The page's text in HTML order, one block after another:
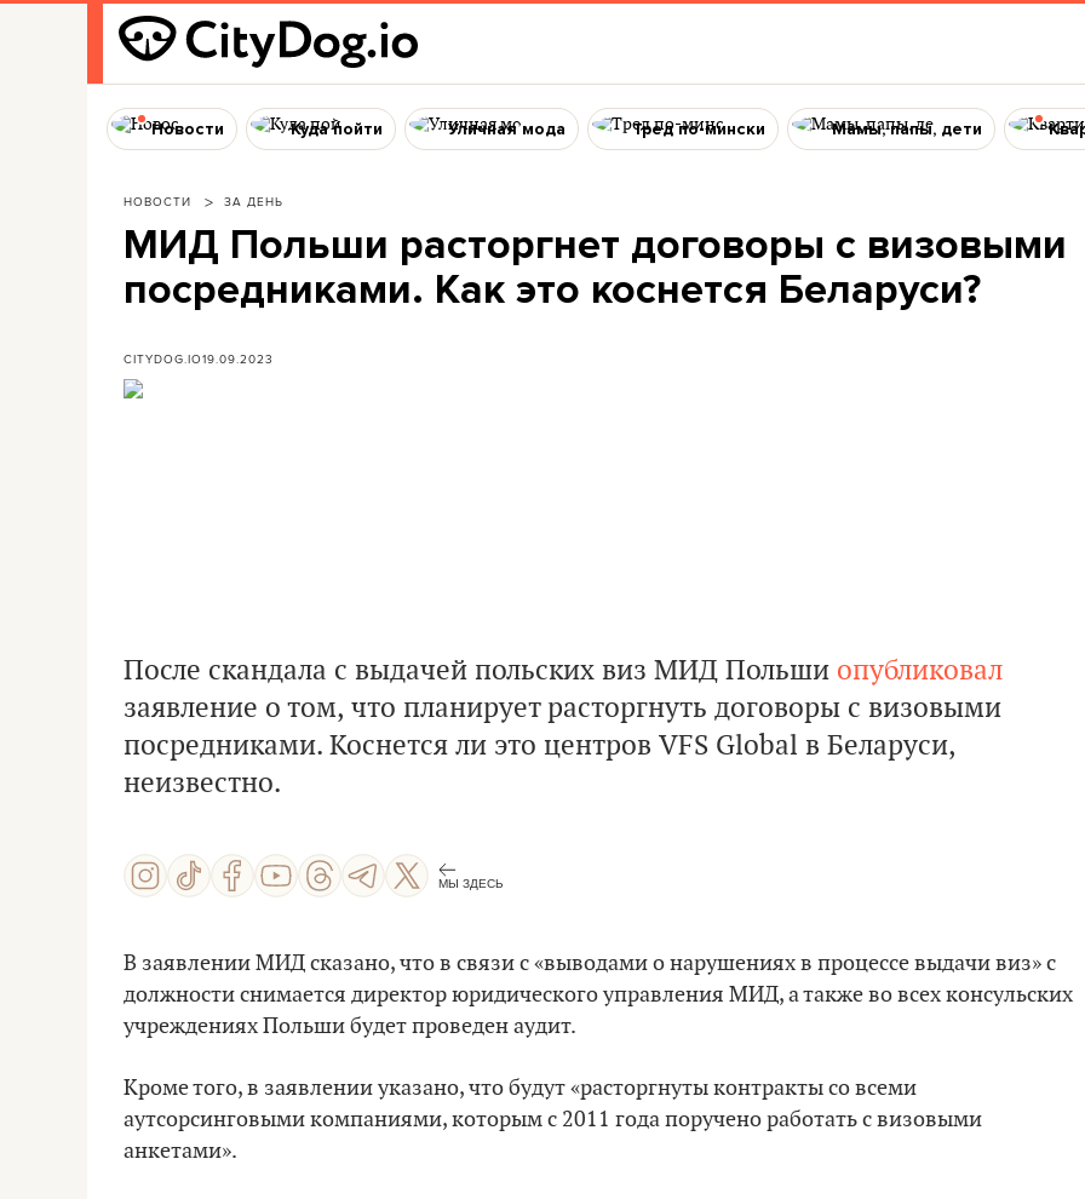
Новости Куда пойти Уличная мода Тред по-мински Мамы, папы, дети
НОВОСТИ ЗА ДЕНЬ
МИД Польши расторгнет договоры с визовыми
посредниками. Как это коснется Беларуси?
CITYDOG.IO19.09.2023
После скандала с выдачей польских виз МИД Польши опубликовал
заявление о том, что планирует расторгнуть договоры с визовыми
посредниками. Коснется ли это центров VFS Global в Беларуси,
неизвестно.
МЫ ЗДЕСЬ
В заявлении МИД сказано, что в связи с «выводами о нарушениях в процессе выдачи виз» с
должности снимается директор юридического управления МИД, а также во всех консульских
учреждениях Польши будет проведен аудит.
Кроме того, в заявлении указано, что будут «расторгнуты контракты со всеми
аутсорсинговыми компаниями, которым с 2011 года поручено работать с визовыми
анкетами».